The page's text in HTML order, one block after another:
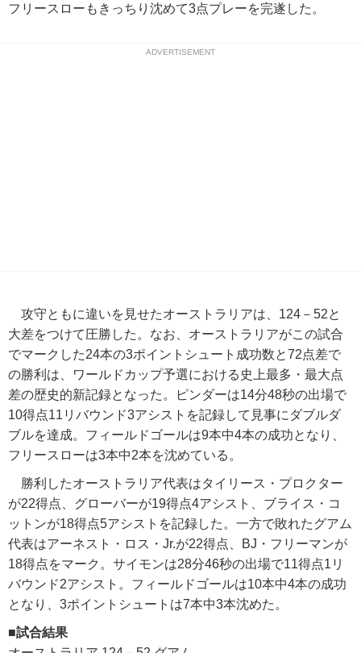
フリースローもきっちり沈めて3点プレーを完遂した。
ADVERTISEMENT
攻守ともに違いを見せたオーストラリアは、124－52と
大差をつけて圧勝した。なお、オーストラリアがこの試合
でマークした24本の3ポイントシュート成功数と72点差で
の勝利は、ワールドカップ予選における史上最多・最大点
差の歴史的新記録となった。ピンダーは14分48秒の出場で
10得点11リバウンド3アシストを記録して見事にダブルダ
ブルを達成。フィールドゴールは9本中4本の成功となり、
フリースローは3本中2本を沈めている。
勝利したオーストラリア代表はタイリース・プロクター
が22得点、グローバーが19得点4アシスト、ブライス・コ
ットンが18得点5アシストを記録した。一方で敗れたグアム
代表はアーネスト・ロス・Jr.が22得点、BJ・フリーマンが
18得点をマーク。サイモンは28分46秒の出場で11得点1リ
バウンド2アシスト。フィールドゴールは10本中4本の成功
となり、3ポイントシュートは7本中3本沈めた。
■試合結果